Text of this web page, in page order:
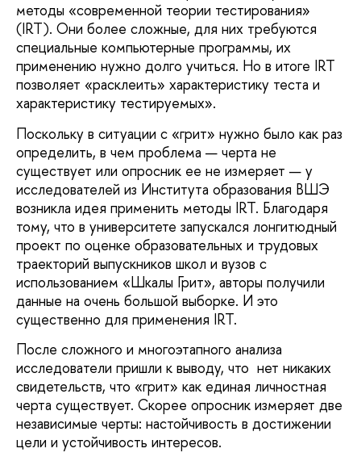
методы «современной теории тестирования»
(IRT). Они более сложные, для них требуются
специальные компьютерные программы, их
применению нужно долго учиться. Но в итоге IRT
позволяет «расклеить» характеристику теста и
характеристику тестируемых».
Поскольку в ситуации с «грит» нужно было как раз
определить, в чем проблема — черта не
существует или опросник ее не измеряет — у
исследователей из Института образования ВШЭ
возникла идея применить методы IRT. Благодаря
тому, что в университете запускался лонгитюдный
проект по оценке образовательных и трудовых
траекторий выпускников школ и вузов с
использованием «Шкалы Грит», авторы получили
данные на очень большой выборке. И это
существенно для применения IRT.
После сложного и многоэтапного анализа
исследователи пришли к выводу, что нет никаких
свидетельств, что «грит» как единая личностная
черта существует. Скорее опросник измеряет две
независимые черты: настойчивость в достижении
цели и устойчивость интересов.